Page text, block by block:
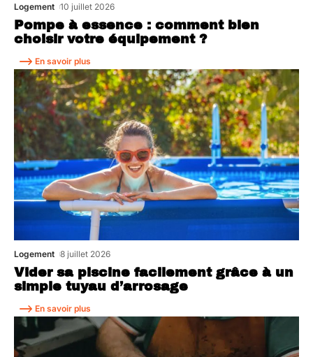
Pompe à essence : comment bien
choisir votre équipement ?
Logement 10 juillet 2026
En savoir plus
Vider sa piscine facilement grâce à un
simple tuyau d’arrosage
Logement 8 juillet 2026
En savoir plus